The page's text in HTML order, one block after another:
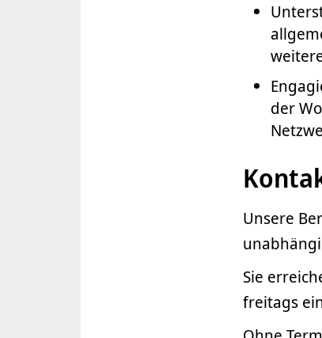
der
Unsere
Sie
freitags